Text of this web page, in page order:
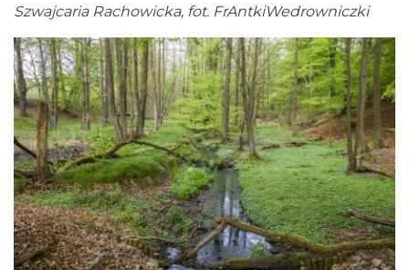
Szwajcaria Rachowicka, fot. FrAntkiWedrowniczki